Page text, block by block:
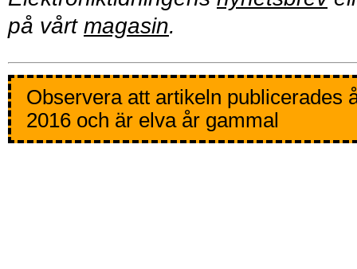
på vårt magasin.
Observera att artikeln publicerades
2016 och är elva år gammal